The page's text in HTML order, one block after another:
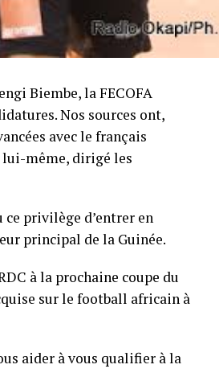
Biembe, la FECOFA
Nos sources ont,
avec le français
lui-même, dirigé les
ce privilège d’entrer en
principal de la Guinée.
à la prochaine coupe du
sur le football africain à
aider à vous qualifier à la